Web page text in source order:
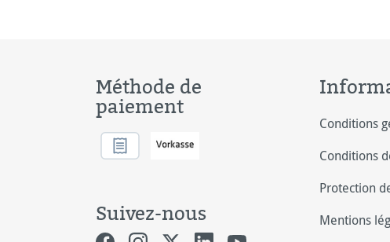
Méthode de
paiement
Suivez-nous
Conditions
Conditions
Protection
Mentions